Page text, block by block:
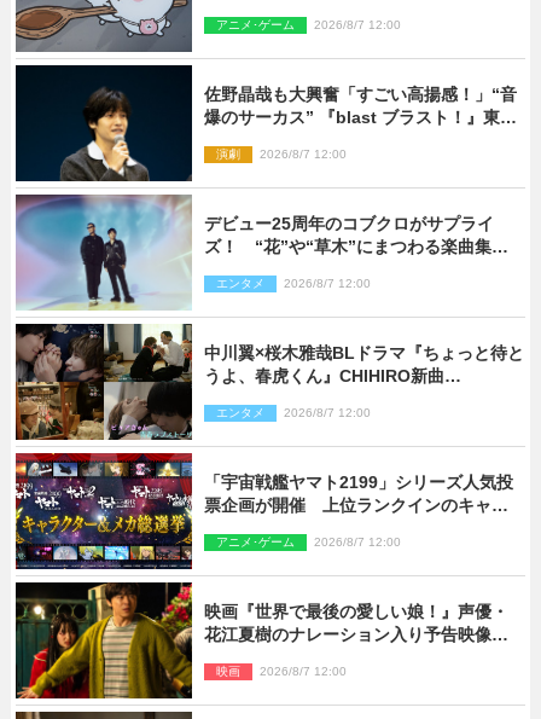
アニメ･ゲーム 2026/8/7 12:00
佐野晶哉も大興奮「すごい高揚感！」“音
爆のサーカス” 『blast ブラスト！』東京
演劇 2026/8/7 12:00
デビュー25周年のコブクロがサプライ
ズ！ “花”や“草木”にまつわる楽曲集め
信リリース
エンタメ 2026/8/7 12:00
中川翼×桜木雅哉BLドラマ『ちょっと待と
うよ、春虎くん』CHIHIRO新曲
エンタメ 2026/8/7 12:00
「宇宙戦艦ヤマト2199」シリーズ人気投
票企画が開催 上位ランクインのキャラ
を制作
アニメ･ゲーム 2026/8/7 12:00
映画『世界で最後の愛しい娘！』声優・
花江夏樹のナレーション入り予告映像解
い！」
映画 2026/8/7 12:00